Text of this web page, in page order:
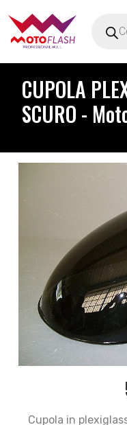
CUPOLA
SCURO -
Cupola in